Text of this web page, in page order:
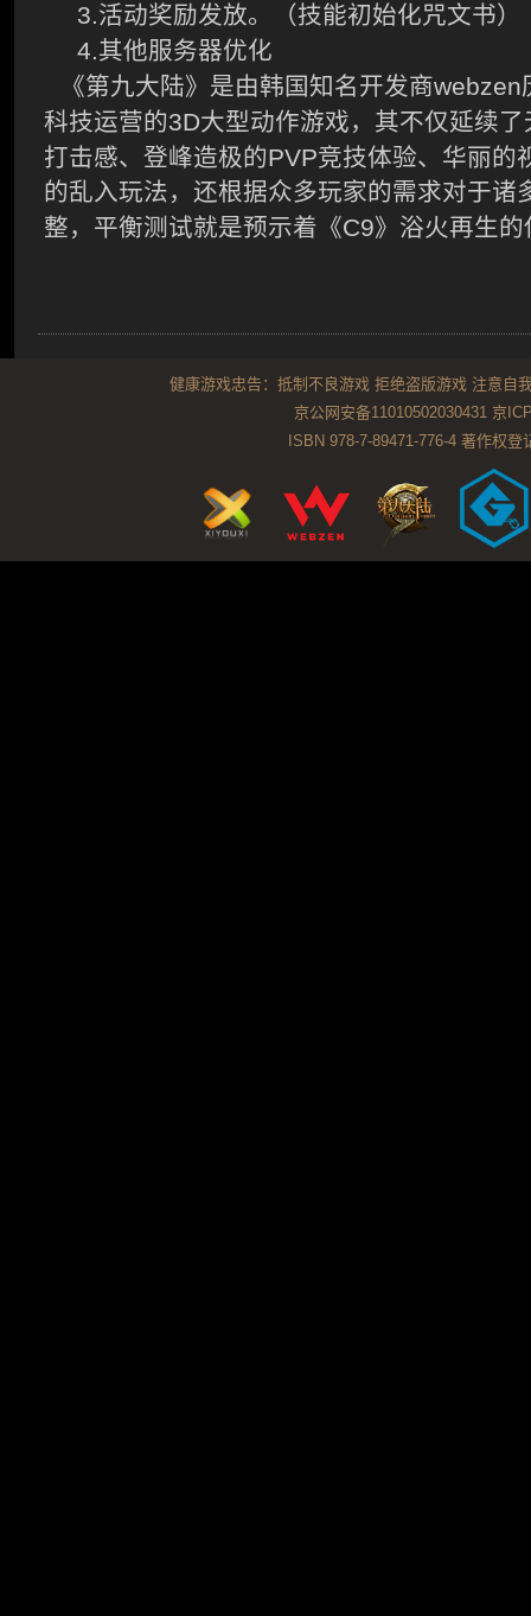
3.活动奖励发放。（技能初始化咒文书）
4.其他服务器优化
《第九大陆》是由韩国知名开发商webzen
科技运营的3D大型动作游戏，其不仅延续
打击感、登峰造极的PVP竞技体验、华丽的
的乱入玩法，还根据众多玩家的需求对于诸
整，平衡测试就是预示着《C9》浴火再生的
健康游戏忠告：抵制不良游戏 拒绝盗版游戏 注意自
京公网安备11010502030431 京
ISBN 978-7-89471-776-4 著作权